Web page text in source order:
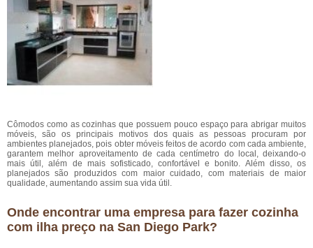
Cômodos como as cozinhas que possuem pouco espaço para abrigar muitos
móveis, são os principais motivos dos quais as pessoas procuram por
ambientes planejados, pois obter móveis feitos de acordo com cada ambiente,
garantem melhor aproveitamento de cada centímetro do local, deixando-o
mais útil, além de mais sofisticado, confortável e bonito. Além disso, os
planejados são produzidos com maior cuidado, com materiais de maior
qualidade, aumentando assim sua vida útil.
Onde encontrar uma empresa para fazer cozinha
com ilha preço na San Diego Park?